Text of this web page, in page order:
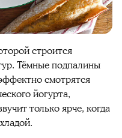
строится
Тёмные подпалины
смотрятся
йогурта,
только ярче, когда